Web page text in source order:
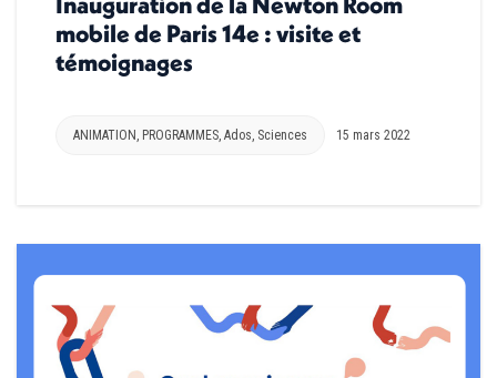
mobile de Paris 14e : visite et
témoignages
ANIMATION, PROGRAMMES, Ados, Sciences 15 mars 2022